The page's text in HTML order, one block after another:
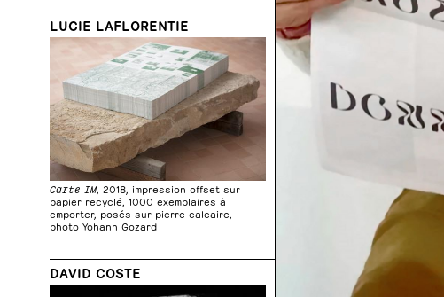
LUCIE LAFLORENTIE
Carte IM, 2018, impression offset sur
papier recyclé, 1000 exemplaires à
emporter, posés sur pierre calcaire,
photo Yohann Gozard
DAVID COSTE